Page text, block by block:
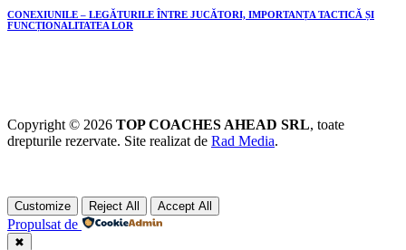
CONEXIUNILE – LEGĂTURILE ÎNTRE JUCĂTORI, IMPORTANȚA TACTICĂ ȘI
FUNCȚIONALITATEA LOR
Copyright © 2026 TOP COACHES AHEAD SRL, toate
drepturile rezervate. Site realizat de Rad Media.
Customize Reject All Accept All
Propulsat de
✖